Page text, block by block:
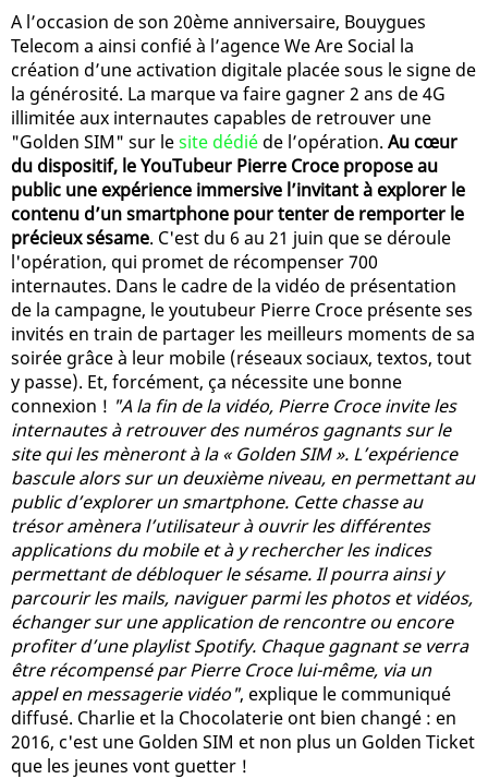
A l’occasion de son 20ème anniversaire, Bouygues
Telecom a ainsi confié à l’agence We Are Social la
création d’une activation digitale placée sous le signe de
la générosité. La marque va faire gagner 2 ans de 4G
illimitée aux internautes capables de retrouver une
"Golden SIM" sur lesite dédié de l’opération. Au cœur
du dispositif, le YouTubeur Pierre Croce propose au
public une expérience immersive l’invitant à explorer le
contenu d’un smartphone pour tenter de remporter le
précieux sésame. C'est du 6 au 21 juin que se déroule
l'opération, qui promet de récompenser 700
internautes. Dans le cadre de la vidéo de présentation
de la campagne, le youtubeur Pierre Croce présente ses
invités en train de partager les meilleurs moments de sa
soirée grâce à leur mobile (réseaux sociaux, textos, tout
y passe). Et, forcément, ça nécessite une bonne
connexion ! "A la fin de la vidéo, Pierre Croce invite les
internautes à retrouver des numéros gagnants sur le
site qui les mèneront à la « Golden SIM ». L’expérience
bascule alors sur un deuxième niveau, en permettant au
public d’explorer un smartphone. Cette chasse au
trésor amènera l’utilisateur à ouvrir les différentes
applications du mobile et à y rechercher les indices
permettant de débloquer le sésame. Il pourra ainsi y
parcourir les mails, naviguer parmi les photos et vidéos,
échanger sur une application de rencontre ou encore
profiter d’une playlist Spotify. Chaque gagnant se verra
être récompensé par Pierre Croce lui-même, via un
appel en messagerie vidéo", explique le communiqué
diffusé. Charlie et la Chocolaterie ont bien changé : en
2016, c'est une Golden SIM et non plus un Golden Ticket
que les jeunes vont guetter !